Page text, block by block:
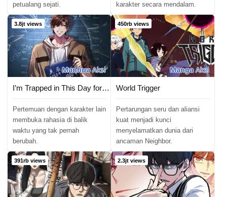
petualang sejati.
karakter secara mendalam.
3.8jt views
ManhuaAksi
I’m Trapped in This Day for One Thousand Years
Pertemuan dengan karakter lain
membuka rahasia di balik
waktu yang tak pernah
berubah.
450rb views
MangaAksi
World Trigger
Pertarungan seru dan aliansi
kuat menjadi kunci
menyelamatkan dunia dari
ancaman Neighbor.
391rb views 2.3jt views